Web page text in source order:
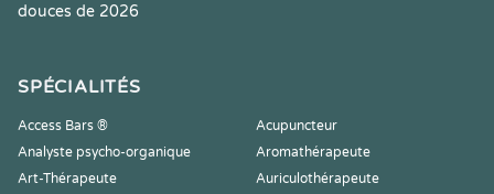
douces de 2026
SPÉCIALITÉS
Access Bars ®
Acupuncteur
Analyste psycho-organique
Aromathérapeute
Art-Thérapeute
Auriculothérapeute